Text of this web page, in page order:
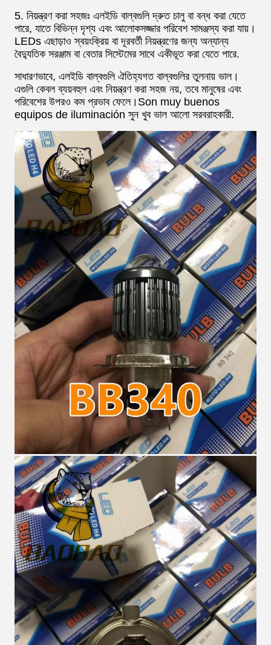
5. নিয়ন্ত্রণ করা সহজঃ এলইডি বাল্বগুলি দ্রুত চালু বা বন্ধ করা যেতে
পারে, যাতে বিভিন্ন দৃশ্য এবং আলোকসজ্জার পরিবেশ সামঞ্জস্য করা যায়।
LEDs এছাড়াও স্বয়ংক্রিয় বা দূরবর্তী নিয়ন্ত্রণের জন্য অন্যান্য
বৈদ্যুতিক সরঞ্জাম বা বেতার সিস্টেমের সাথে একীভূত করা যেতে পারে.
সাধারণভাবে, এলইডি বাল্বগুলি ঐতিহ্যগত বাল্বগুলির তুলনায় ভাল।
এগুলি কেবল ব্যয়বহুল এবং নিয়ন্ত্রণ করা সহজ নয়, তবে মানুষের এবং
পরিবেশের উপরও কম প্রভাব ফেলে।Son muy buenos
equipos de iluminación সুন খুব ভাল আলো সরবরাহকারী.